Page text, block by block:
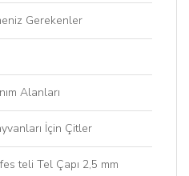
Gerekenler
Alanları
İçin Çitler
teli Tel Çapı 2,5 mm